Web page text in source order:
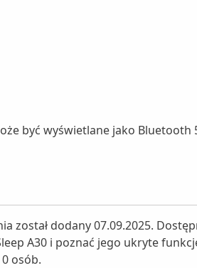
być wyświetlane jako Bluetooth
został dodany 07.09.2025.
A30 i poznać jego ukryte
osób.